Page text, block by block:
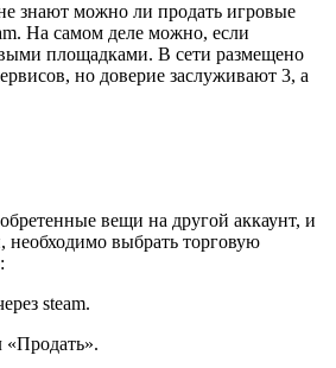
знают можно ли продать игровые
На самом деле можно, если
площадками. В сети размещено
но доверие заслуживают 3, а
вещи на другой аккаунт, и
необходимо выбрать торговую
steam.
«Продать».